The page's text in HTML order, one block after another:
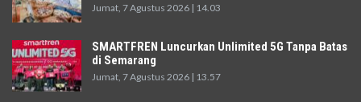
Jumat, 7 Agustus 2026 | 14.03
SMARTFREN Luncurkan Unlimited 5G Tanpa Batas
di Semarang
Jumat, 7 Agustus 2026 | 13.57